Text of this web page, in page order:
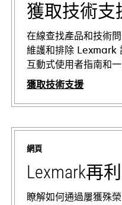
獲取技術支
在線查找產品和技術
維護和排除 Lexmark
互動式使用者指南和
獲取技術支援
在
新
網頁
Lexmark再
瞭解如何通過屢獲殊